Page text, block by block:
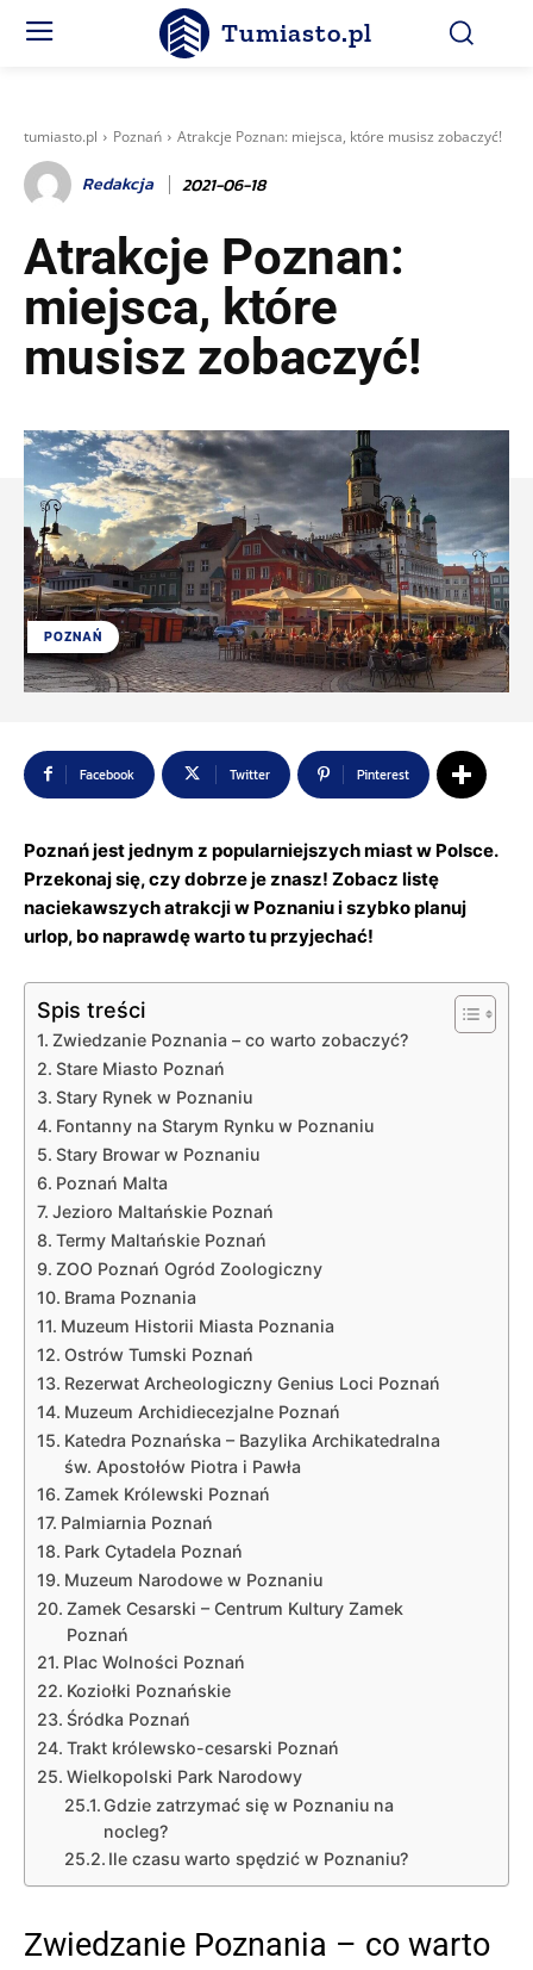
Tumiasto.pl
tumiasto.pl Poznań Atrakcje Poznan: miejsca, które musisz zobaczyć!
Redakcja 2021-06-18
Atrakcje Poznan:
miejsca, które
musisz zobaczyć!
POZNAŃ
Facebook Twitter Pinterest
Poznań jest jednym z popularniejszych miast w Polsce.
Przekonaj się, czy dobrze je znasz! Zobacz listę
naciekawszych atrakcji w Poznaniu i szybko planuj
urlop, bo naprawdę warto tu przyjechać!
Spis treści
Zwiedzanie Poznania – co warto zobaczyć?
Stare Miasto Poznań
Stary Rynek w Poznaniu
Fontanny na Starym Rynku w Poznaniu
Stary Browar w Poznaniu
Poznań Malta
Jezioro Maltańskie Poznań
Termy Maltańskie Poznań
ZOO Poznań Ogród Zoologiczny
Brama Poznania
Muzeum Historii Miasta Poznania
Ostrów Tumski Poznań
Rezerwat Archeologiczny Genius Loci Poznań
Muzeum Archidiecezjalne Poznań
Katedra Poznańska – Bazylika Archikatedralna
św. Apostołów Piotra i Pawła
Zamek Królewski Poznań
Palmiarnia Poznań
Park Cytadela Poznań
Muzeum Narodowe w Poznaniu
Zamek Cesarski – Centrum Kultury Zamek
Poznań
Plac Wolności Poznań
Koziołki Poznańskie
Śródka Poznań
Trakt królewsko-cesarski Poznań
Wielkopolski Park Narodowy
Gdzie zatrzymać się w Poznaniu na
nocleg?
Ile czasu warto spędzić w Poznaniu?
Zwiedzanie Poznania – co warto